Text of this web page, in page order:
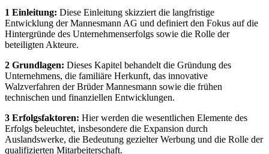
1 Einleitung: Diese Einleitung skizziert die langfristige
Entwicklung der Mannesmann AG und definiert den Fokus auf die
Hintergründe des Unternehmenserfolgs sowie die Rolle der
beteiligten Akteure.
2 Grundlagen: Dieses Kapitel behandelt die Gründung des
Unternehmens, die familiäre Herkunft, das innovative
Walzverfahren der Brüder Mannesmann sowie die frühen
technischen und finanziellen Entwicklungen.
3 Erfolgsfaktoren: Hier werden die wesentlichen Elemente des
Erfolgs beleuchtet, insbesondere die Expansion durch
Auslandswerke, die Bedeutung gezielter Werbung und die Rolle der
qualifizierten Mitarbeiterschaft.